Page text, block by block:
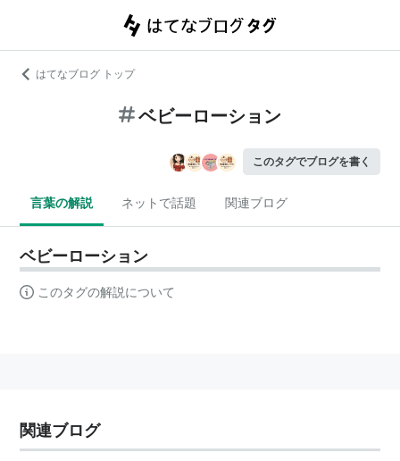
はてなブログ トップ
ベビーローション
このタグでブログを書く
言葉の解説 ネットで話題 関連ブログ
ベビーローション
このタグの解説について
関連ブログ